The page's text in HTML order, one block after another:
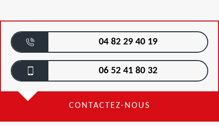
04 82 29 40 19
06 52 41 80 32
CONTACTEZ-NOUS